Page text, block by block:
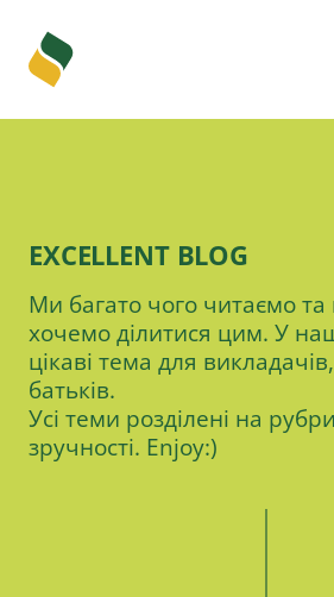
EXCELLENT BLOG
Ми багато чого читаємо та
хочемо ділитися цим. У
цікаві тема для викладачів,
батьків.
Усі теми розділені на
зручності. Еnjoy:)